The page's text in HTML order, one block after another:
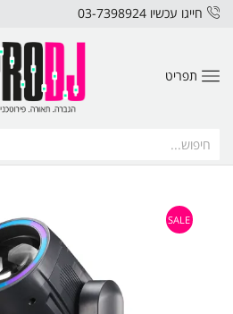
חייגו עכשיו 03-7398924
תפריט
SALE